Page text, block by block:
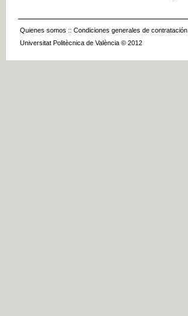
Quienes somos :: Condiciones generales de contratación
Universitat Politècnica de València © 2012